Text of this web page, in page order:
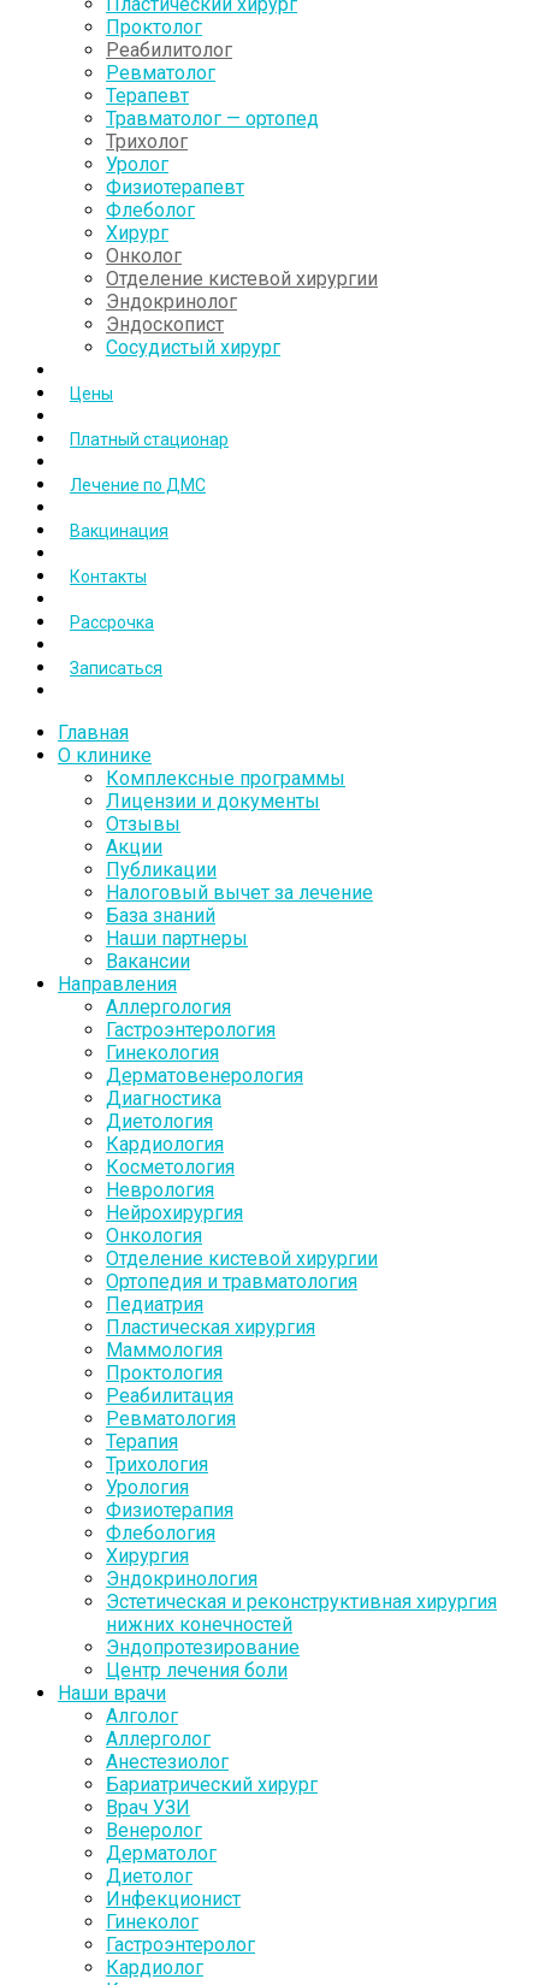
Проктолог
Реабилитолог
Ревматолог
Терапевт
Травматолог — ортопед
Трихолог
Уролог
Физиотерапевт
Флеболог
Хирург
Онколог
Отделение кистевой хирургии
Эндокринолог
Эндоскопист
Сосудистый хирург
Цены
Платный стационар
Лечение по ДМС
Вакцинация
Контакты
Рассрочка
Записаться
Главная
О клинике
Комплексные программы
Лицензии и документы
Отзывы
Акции
Публикации
Налоговый вычет за лечение
База знаний
Наши партнеры
Вакансии
Направления
Аллергология
Гастроэнтерология
Гинекология
Дерматовенерология
Диагностика
Диетология
Кардиология
Косметология
Неврология
Нейрохирургия
Онкология
Отделение кистевой хирургии
Ортопедия и травматология
Педиатрия
Пластическая хирургия
Маммология
Проктология
Реабилитация
Ревматология
Терапия
Трихология
Урология
Физиотерапия
Флебология
Хирургия
Эндокринология
Эстетическая и реконструктивная хирургия
нижних конечностей
Эндопротезирование
Центр лечения боли
Наши врачи
Алголог
Аллерголог
Анестезиолог
Бариатрический хирург
Врач УЗИ
Венеролог
Дерматолог
Диетолог
Инфекционист
Гинеколог
Гастроэнтеролог
Кардиолог